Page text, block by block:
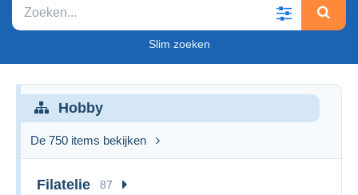
Slim zoeken
Hobby
De 750 items bekijken
Filatelie 87